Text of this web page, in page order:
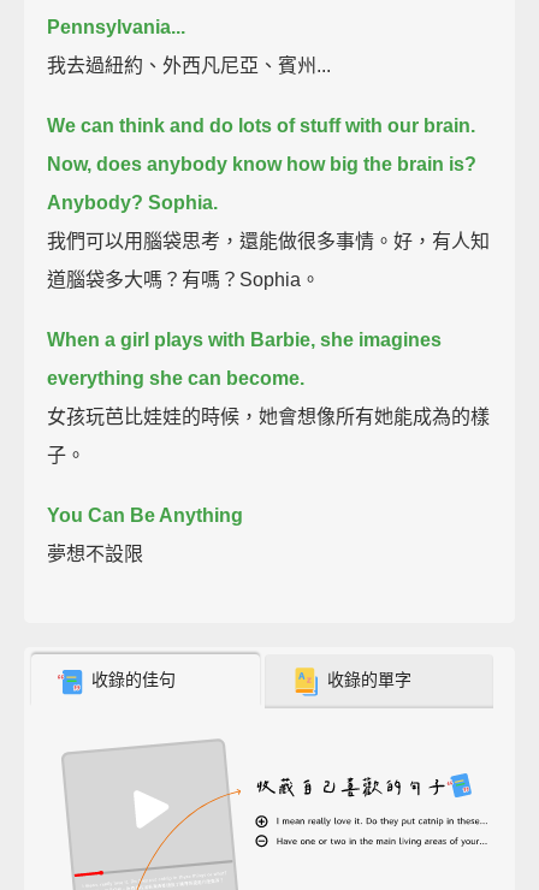
Pennsylvania...
我去過紐約、外西凡尼亞、賓州...
We can think and do lots of stuff with our brain.
Now, does anybody know how big the brain is?
Anybody? Sophia.
我們可以用腦袋思考，還能做很多事情。好，有人知
道腦袋多大嗎？有嗎？Sophia。
When a girl plays with Barbie, she imagines
everything she can become.
女孩玩芭比娃娃的時候，她會想像所有她能成為的樣
子。
You Can Be Anything
夢想不設限
收錄的佳句 收錄的單字